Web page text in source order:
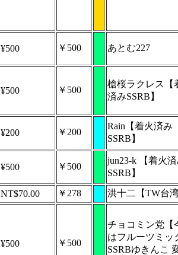
¥500 ￥500 あとむ227
¥500 ￥500
槍桜ラクレス【
済みSSRB】
¥200 ￥200
Rain【着火済み
SSRB】
¥500 ￥500
jun23-k 【着火
SSRB】
NT$70.00 ￥278 洪十二【TW台
¥500 ￥500
チョコミン党【
はフルーツミッ
SSRBゆきんこ